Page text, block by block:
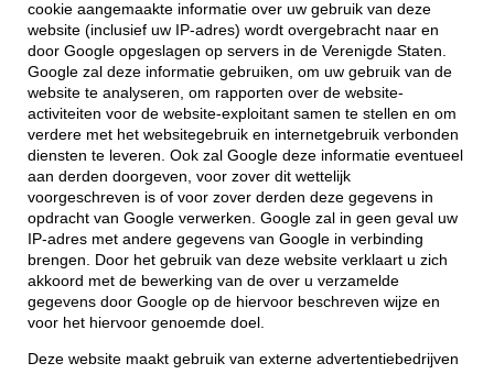
cookie aangemaakte informatie over uw gebruik van deze
website (inclusief uw IP-adres) wordt overgebracht naar en
door Google opgeslagen op servers in de Verenigde Staten.
Google zal deze informatie gebruiken, om uw gebruik van de
website te analyseren, om rapporten over de website-
activiteiten voor de website-exploitant samen te stellen en om
verdere met het websitegebruik en internetgebruik verbonden
diensten te leveren. Ook zal Google deze informatie eventueel
aan derden doorgeven, voor zover dit wettelijk
voorgeschreven is of voor zover derden deze gegevens in
opdracht van Google verwerken. Google zal in geen geval uw
IP-adres met andere gegevens van Google in verbinding
brengen. Door het gebruik van deze website verklaart u zich
akkoord met de bewerking van de over u verzamelde
gegevens door Google op de hiervoor beschreven wijze en
voor het hiervoor genoemde doel.
Deze website maakt gebruik van externe advertentiebedrijven